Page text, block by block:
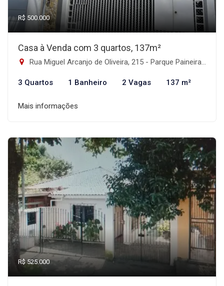
R$ 500.000
Casa à Venda com 3 quartos, 137m²
Rua Miguel Arcanjo de Oliveira, 215 - Parque Paineiras, São Paulo-SP
3 Quartos 1 Banheiro 2 Vagas 137 m²
Mais informações
R$ 525.000